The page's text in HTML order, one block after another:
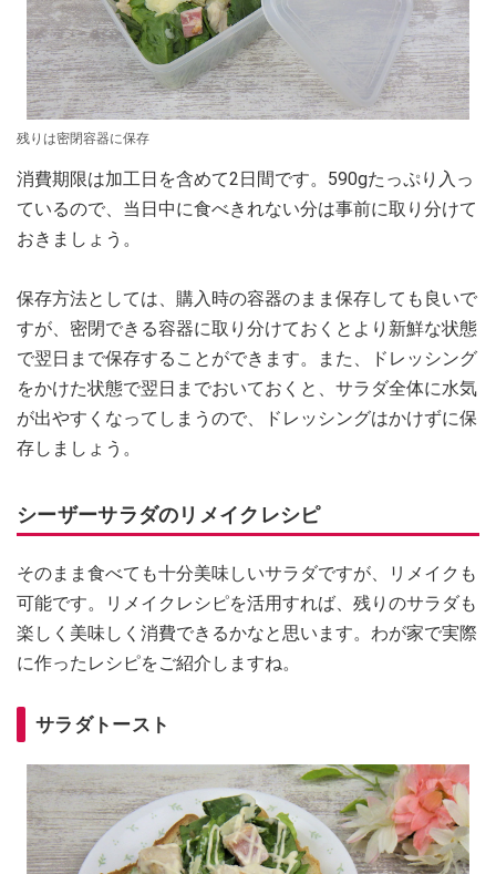
残りは密閉容器に保存
消費期限は加工日を含めて2日間です。590gたっぷり入っ
ているので、当日中に食べきれない分は事前に取り分けて
おきましょう。
保存方法としては、購入時の容器のまま保存しても良いで
すが、密閉できる容器に取り分けておくとより新鮮な状態
で翌日まで保存することができます。また、ドレッシング
をかけた状態で翌日までおいておくと、サラダ全体に水気
が出やすくなってしまうので、ドレッシングはかけずに保
存しましょう。
シーザーサラダのリメイクレシピ
そのまま食べても十分美味しいサラダですが、リメイクも
可能です。リメイクレシピを活用すれば、残りのサラダも
楽しく美味しく消費できるかなと思います。わが家で実際
に作ったレシピをご紹介しますね。
サラダトースト